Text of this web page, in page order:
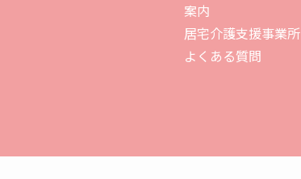
案内
居宅介護支援事業所
よくある質問